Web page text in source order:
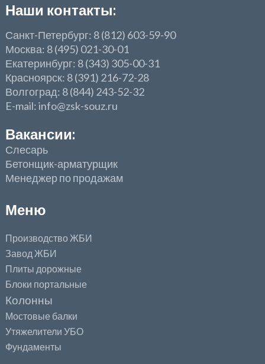
Наши контакты:
Санкт-Петербург: 8 (812) 603-59-90
Москва: 8 (495) 021-30-01
Екатеринбург: 8 (343) 305-00-31
Красноярск: 8 (391) 216-72-28
Волгоград: 8 (844) 243-52-32
E-mail: info@zsk-souz.ru
Вакансии:
Слесарь
Бетонщик-арматурщик
Менеджер по продажам
Меню
Производство ЖБИ
Завод ЖБИ
Плиты дорожные
Блоки портальные
Колонны
Мостовые балки
Утяжелители УБО
Фундаменты